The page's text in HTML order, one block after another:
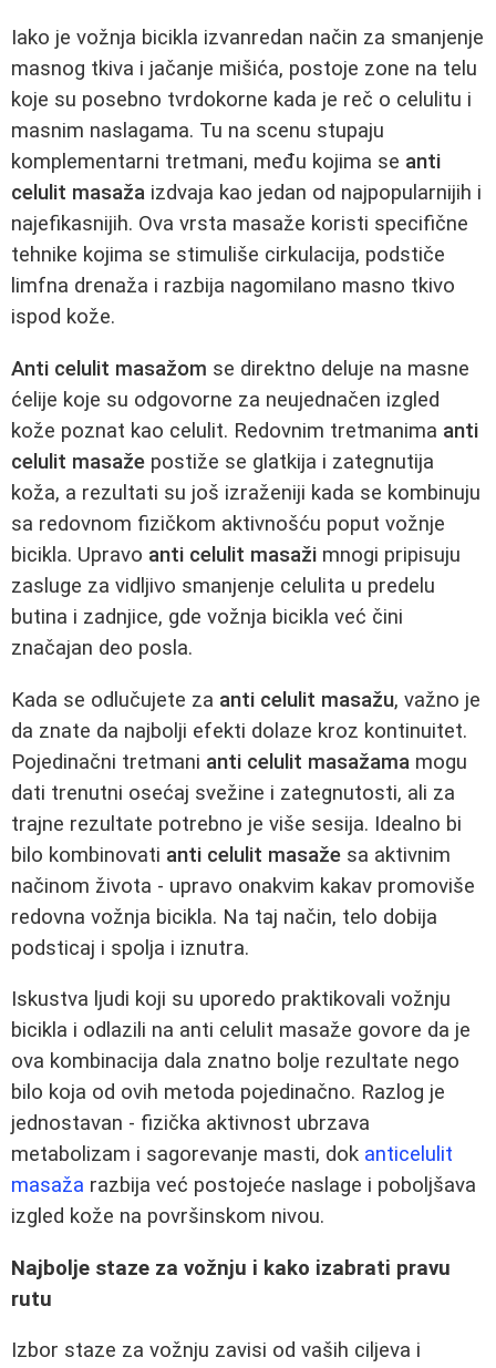
Iako je vožnja bicikla izvanredan način za smanjenje
masnog tkiva i jačanje mišića, postoje zone na telu
koje su posebno tvrdokorne kada je reč o celulitu i
masnim naslagama. Tu na scenu stupaju
komplementarni tretmani, među kojima se anti
celulit masaža izdvaja kao jedan od najpopularnijih i
najefikasnijih. Ova vrsta masaže koristi specifične
tehnike kojima se stimuliše cirkulacija, podstiče
limfna drenaža i razbija nagomilano masno tkivo
ispod kože.
Anti celulit masažom se direktno deluje na masne
ćelije koje su odgovorne za neujednačen izgled
kože poznat kao celulit. Redovnim tretmanima anti
celulit masaže postiže se glatkija i zategnutija
koža, a rezultati su još izraženiji kada se kombinuju
sa redovnom fizičkom aktivnošću poput vožnje
bicikla. Upravo anti celulit masaži mnogi pripisuju
zasluge za vidljivo smanjenje celulita u predelu
butina i zadnjice, gde vožnja bicikla već čini
značajan deo posla.
Kada se odlučujete za anti celulit masažu, važno je
da znate da najbolji efekti dolaze kroz kontinuitet.
Pojedinačni tretmani anti celulit masažama mogu
dati trenutni osećaj svežine i zategnutosti, ali za
trajne rezultate potrebno je više sesija. Idealno bi
bilo kombinovati anti celulit masaže sa aktivnim
načinom života - upravo onakvim kakav promoviše
redovna vožnja bicikla. Na taj način, telo dobija
podsticaj i spolja i iznutra.
Iskustva ljudi koji su uporedo praktikovali vožnju
bicikla i odlazili na anti celulit masaže govore da je
ova kombinacija dala znatno bolje rezultate nego
bilo koja od ovih metoda pojedinačno. Razlog je
jednostavan - fizička aktivnost ubrzava
metabolizam i sagorevanje masti, dok anticelulit
masaža razbija već postojeće naslage i poboljšava
izgled kože na površinskom nivou.
Najbolje staze za vožnju i kako izabrati pravu
rutu
Izbor staze za vožnju zavisi od vaših ciljeva i